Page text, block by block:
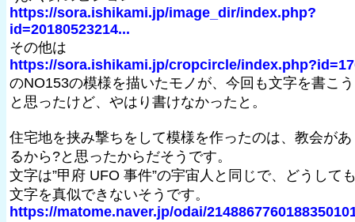
https://sora.ishikami.jp/image_dir/index.php?
id=20180523214...
その他は
https://sora.ishikami.jp/cropcircle/
のNO153の模様を描いたモノが、今回も文字を書こう
と思ったけど、やはり書けなかったと。
住宅地を挟み撃ちをして模様を作ったのは、教会があ
るから?と思ったからだそうです。
文字は”甲府 UFO 事件”の宇宙人と同じで、どうして
文字を真似できないそうです。
https://matome.naver.jp/odai/